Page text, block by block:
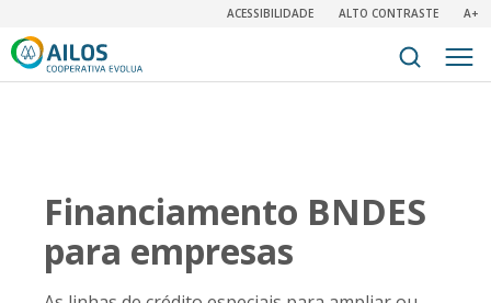
ACESSIBILIDADE ALTO CONTRASTE A+
Financiamento BNDES
para empresas​